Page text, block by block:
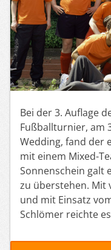
Bei der 3. Auflage
Fußballturnier, am
Wedding, fand der
mit einem Mixed-
Sonnenschein galt
zu überstehen. Mit
und mit Einsatz
Schlömer reichte